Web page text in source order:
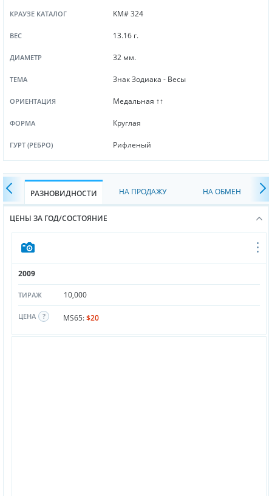
КРАУЗЕ КАТАЛОГ KM# 324
ВЕС 13.16 г.
ДИАМЕТР 32 мм.
ТЕМА Знак Зодиака - Весы
ОРИЕНТАЦИЯ Медальная ↑↑
ФОРМА Круглая
ГУРТ (РЕБРО) Рифленый
РАЗНОВИДНОСТИ НА ПРОДАЖУ НА ОБМЕН
ЦЕНЫ ЗА ГОД/СОСТОЯНИЕ
2009
ТИРАЖ 10,000
ЦЕНА MS65:$20